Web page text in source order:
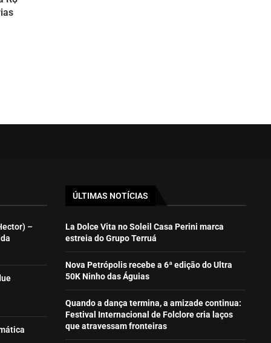
–
ÚLTIMAS NOTÍCIAS
La Dolce Vita no Soleil Casa Perini marca
estreia do Grupo Terruá
Nova Petrópolis recebe a 6ª edição do Ultra
50K Ninho das Águias
Quando a dança termina, a amizade continua:
Festival Internacional de Folclore cria laços
que atravessam fronteiras